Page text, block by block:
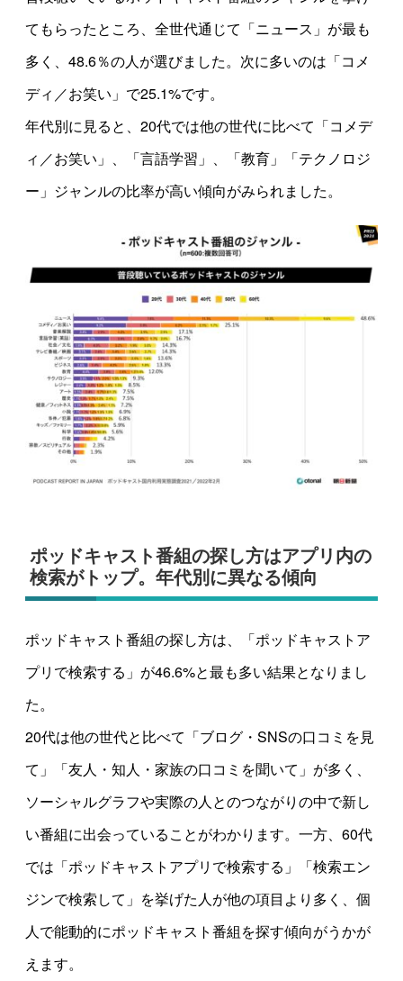
てもらったところ、全世代通じて「ニュース」が最も
多く、48.6％の人が選びました。次に多いのは「コメ
ディ／お笑い」で25.1%です。
年代別に見ると、20代では他の世代に比べて「コメデ
ィ／お笑い」、「言語学習」、「教育」「テクノロジ
ー」ジャンルの比率が高い傾向がみられました。
ポッドキャスト番組の探し方はアプリ内の
検索がトップ。年代別に異なる傾向
ポッドキャスト番組の探し方は、「ポッドキャストア
プリで検索する」が46.6%と最も多い結果となりまし
た。
20代は他の世代と比べて「ブログ・SNSの口コミを見
て」「友人・知人・家族の口コミを聞いて」が多く、
ソーシャルグラフや実際の人とのつながりの中で新し
い番組に出会っていることがわかります。一方、60代
では「ポッドキャストアプリで検索する」「検索エン
ジンで検索して」を挙げた人が他の項目より多く、個
人で能動的にポッドキャスト番組を探す傾向がうかが
えます。